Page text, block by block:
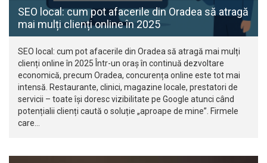
SEO local: cum pot afacerile din Oradea să atragă
mai mulți clienți online în 2025
SEO local: cum pot afacerile din Oradea să atragă mai mulți
clienți online în 2025 Într-un oraș în continuă dezvoltare
economică, precum Oradea, concurența online este tot mai
intensă. Restaurante, clinici, magazine locale, prestatori de
servicii – toate își doresc vizibilitate pe Google atunci când
potențialii clienți caută o soluție „aproape de mine”. Firmele
care…